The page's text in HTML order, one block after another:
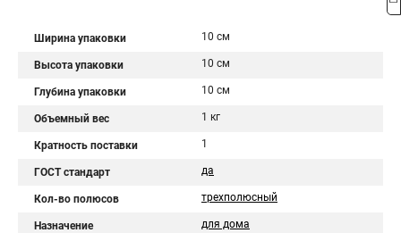
Ширина упаковки 10 см
Высота упаковки 10 см
Глубина упаковки 10 см
Объемный вес 1 кг
Кратность поставки 1
ГОСТ стандарт да
Кол-во полюсов трехполюсный
Назначение для дома